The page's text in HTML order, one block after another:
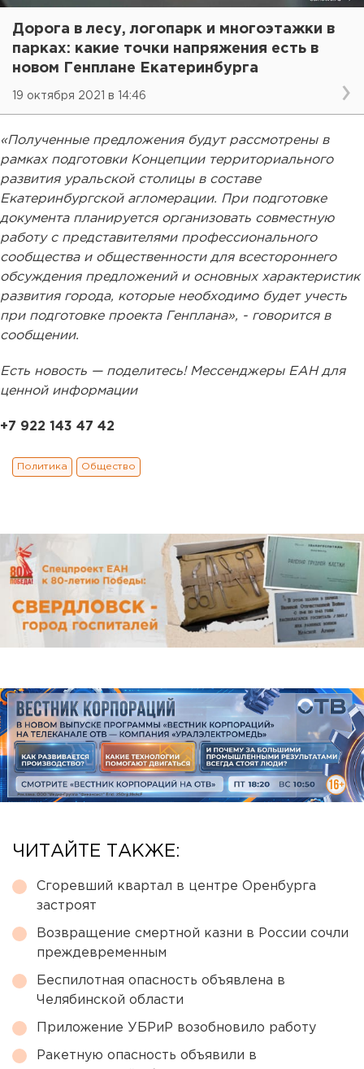
Дорога в лесу, логопарк и многоэтажки в
парках: какие точки напряжения есть в
новом Генплане Екатеринбурга
19 октября 2021 в 14:46
«Полученные предложения будут рассмотрены в
рамках подготовки Концепции территориального
развития уральской столицы в составе
Екатеринбургской агломерации. При подготовке
документа планируется организовать совместную
работу с представителями профессионального
сообщества и общественности для всестороннего
обсуждения предложений и основных характеристик
развития города, которые необходимо будет учесть
при подготовке проекта Генплана», - говорится в
сообщении.
Есть новость — поделитесь! Мессенджеры ЕАН для
ценной информации
+7 922 143 47 42
Политика Общество
ЧИТАЙТЕ ТАКЖЕ:
Сгоревший квартал в центре Оренбурга
застроят
Возвращение смертной казни в России сочли
преждевременным
Беспилотная опасность объявлена в
Челябинской области
Приложение УБРиР возобновило работу
Ракетную опасность объявили в